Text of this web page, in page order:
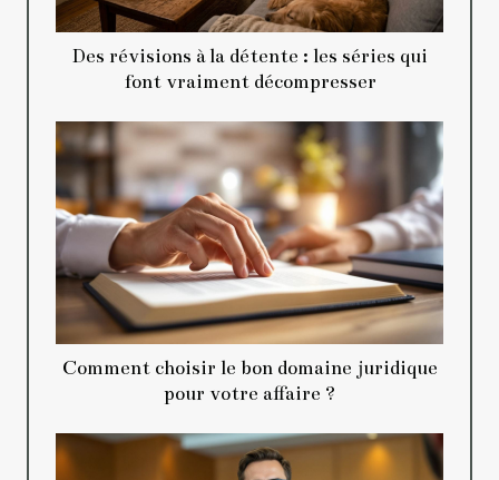
Des révisions à la détente : les séries qui
font vraiment décompresser
Comment choisir le bon domaine juridique
pour votre affaire ?